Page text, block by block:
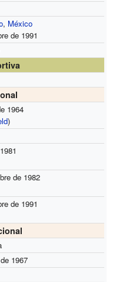
, México
de 1991
1964
)
de 1982
de 1991
1967